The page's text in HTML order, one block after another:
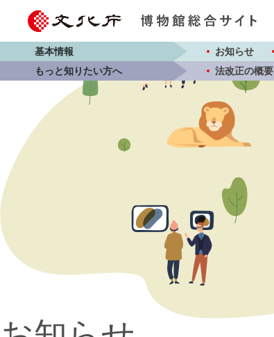
基本情報 お知らせ
もっと知りたい方へ
法改正の概要